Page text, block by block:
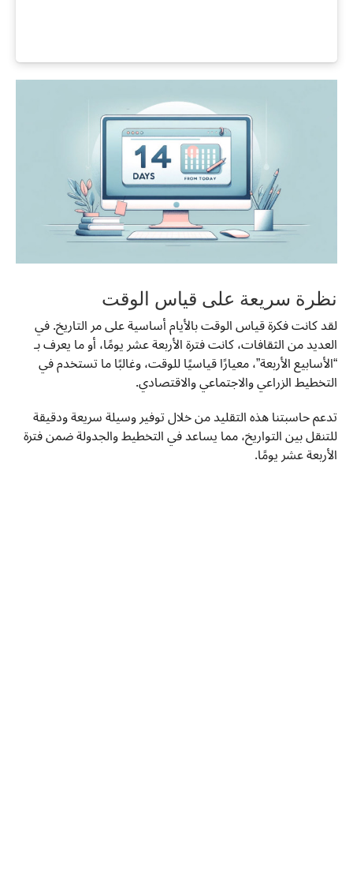
نظرة سريعة على قياس الوقت
لقد كانت فكرة قياس الوقت بالأيام أساسية على مر التاريخ. في
العديد من الثقافات، كانت فترة الأربعة عشر يومًا، أو ما يعرف بـ
“الأسابيع الأربعة”، معيارًا قياسيًا للوقت، وغالبًا ما تستخدم في
التخطيط الزراعي والاجتماعي والاقتصادي.
تدعم حاسبتنا هذه التقليد من خلال توفير وسيلة سريعة ودقيقة
للتنقل بين التواريخ، مما يساعد في التخطيط والجدولة ضمن فترة
الأربعة عشر يومًا.